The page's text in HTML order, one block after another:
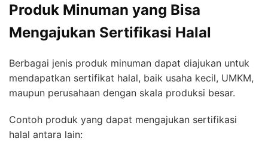
Produk Minuman yang Bisa
Mengajukan Sertifikasi Halal
Berbagai jenis produk minuman dapat diajukan untuk
mendapatkan sertifikat halal, baik usaha kecil, UMKM,
maupun perusahaan dengan skala produksi besar.
Contoh produk yang dapat mengajukan sertifikasi
halal antara lain: